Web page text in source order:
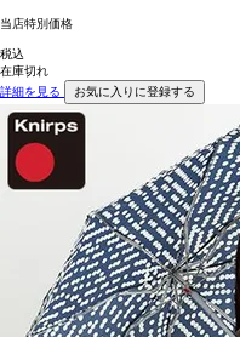
当店特別価格
税込
在庫切れ
詳細を見る
お気に入りに登録する